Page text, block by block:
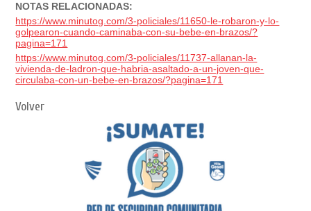
NOTAS RELACIONADAS:
https://www.minutog.com/3-policiales/11650-le-robaron-y-lo-
golpearon-cuando-caminaba-con-su-bebe-en-brazos/?
pagina=171
https://www.minutog.com/3-policiales/11737-allanan-la-
vivienda-de-ladron-que-habria-asaltado-a-un-joven-que-
circulaba-con-un-bebe-en-brazos/?pagina=171
Volver